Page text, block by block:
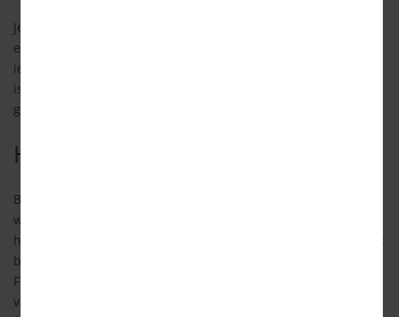
Je hebt vast wel gehoord van glasvezel. Ook via glasvezel kan
een internetverbinding lopen. Glasvezel is nog niet voor
iedereen beschikbaar, omdat het nog niet overal in het land
is aangelegd. Wel komen er steeds meer wijken en
gemeenten bij waarin glasvezel is aangelegd.
Hoe werkt internet via glasvezel?
Bij glasvezel worden er glasvezelkabels helemaal tot in de
woning aangelegd. Dit is anders dan bij ADSL/ VDSL, omdat
hierbij de verbinding tussen de wijkcentrale en jouw huis niet
bestaat uit glasvezel. Een glasvezelverbinding wordt daarom
Fiber to the Home genoemd. Net als bij de andere vormen
van internetverbindingen is bij een glasvezelverbinding de